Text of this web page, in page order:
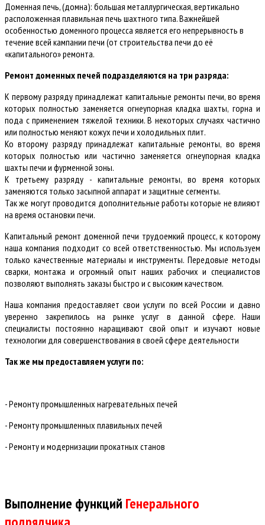
Доменная печь, (домна): большая металлургическая, вертикально
расположенная плавильная печь шахтного типа. Важнейшей
особенностью доменного процесса является его непрерывность в
течение всей кампании печи (от строительства печи до её
«капитального» ремонта.
Ремонт доменных печей подразделяются на три разряда:
К первому разряду принадлежат капитальные ремонты печи, во время
которых полностью заменяется огнеупорная кладка шахты, горна и
пода с применением тяжелой техники. В некоторых случаях частично
или полностью меняют кожух печи и холодильных плит.
Ко второму разряду принадлежат капитальные ремонты, во время
которых полностью или частично заменяется огнеупорная кладка
шахты печи и фурменной зоны.
К третьему разряду - капитальные ремонты, во время которых
заменяются только засыпной аппарат и защитные сегменты.
Так же могут проводится дополнительные работы которые не влияют
на время остановки печи.
Капитальный ремонт доменной печи трудоемкий процесс, к которому
наша компания подходит со всей ответственностью. Мы используем
только качественные материалы и инструменты. Передовые методы
сварки, монтажа и огромный опыт наших рабочих и специалистов
позволяют выполнять заказы быстро и с высоким качеством.
Наша компания предоставляет свои услуги по всей России и давно
уверенно закрепилось на рынке услуг в данной сфере. Наши
специалисты постоянно наращивают свой опыт и изучают новые
технологии для совершенствования в своей сфере деятельности
Так же мы предоставляем услуги по:
- Ремонту промышленных нагревательных печей
- Ремонту промышленных плавильных печей
- Ремонту и модернизации прокатных станов
Выполнение функций Генерального